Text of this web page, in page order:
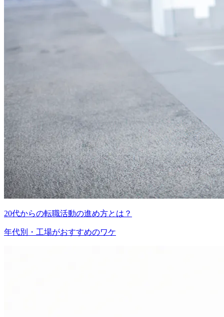
20代からの転職活動の進め方とは？
年代別・工場がおすすめのワケ